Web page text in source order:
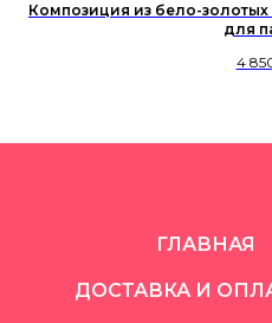
Композиция из бело-
для
4
ГЛАВНАЯ
ДОСТАВКА И